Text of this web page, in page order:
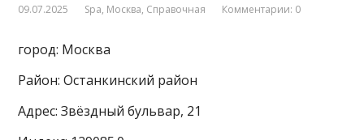
09.07.2025 Spa, Москва, Справочная Комментарии: 0
город: Москва
Район: Останкинский район
Адрес: Звёздный бульвар, 21